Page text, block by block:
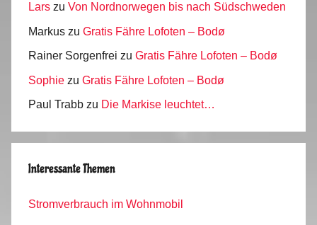
Lars zu Von Nordnorwegen bis nach Südschweden
Markus zu Gratis Fähre Lofoten – Bodø
Rainer Sorgenfrei zu Gratis Fähre Lofoten – Bodø
Sophie zu Gratis Fähre Lofoten – Bodø
Paul Trabb zu Die Markise leuchtet…
Interessante Themen
Stromverbrauch im Wohnmobil